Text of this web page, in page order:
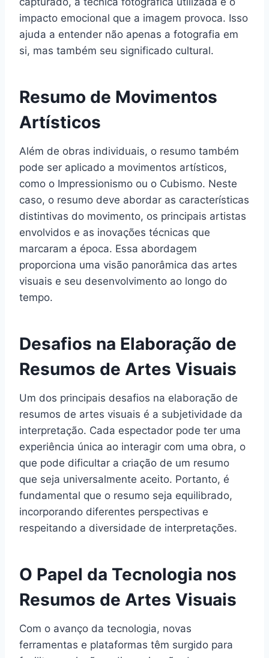
impacto emocional que a imagem provoca. Isso
ajuda a entender não apenas a fotografia em
si, mas também seu significado cultural.
Resumo de Movimentos
Artísticos
Além de obras individuais, o resumo também
pode ser aplicado a movimentos artísticos,
como o Impressionismo ou o Cubismo. Neste
caso, o resumo deve abordar as características
distintivas do movimento, os principais artistas
envolvidos e as inovações técnicas que
marcaram a época. Essa abordagem
proporciona uma visão panorâmica das artes
visuais e seu desenvolvimento ao longo do
tempo.
Desafios na Elaboração de
Resumos de Artes Visuais
Um dos principais desafios na elaboração de
resumos de artes visuais é a subjetividade da
interpretação. Cada espectador pode ter uma
experiência única ao interagir com uma obra, o
que pode dificultar a criação de um resumo
que seja universalmente aceito. Portanto, é
fundamental que o resumo seja equilibrado,
incorporando diferentes perspectivas e
respeitando a diversidade de interpretações.
O Papel da Tecnologia nos
Resumos de Artes Visuais
Com o avanço da tecnologia, novas
ferramentas e plataformas têm surgido para